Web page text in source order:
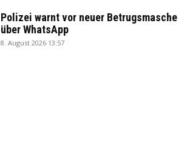
Polizei warnt vor neuer Betrugsmasche
über WhatsApp
8. August 2026 13:57